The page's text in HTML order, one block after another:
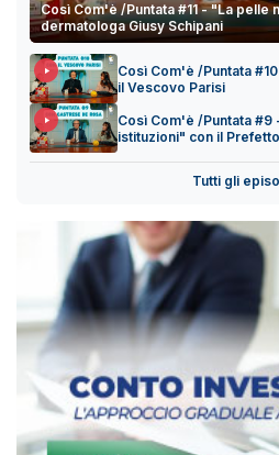
Così Com'è /Puntata #11 - "La pelle
dermatologa Giusy Schipani
Così Com'è /Puntata
il Vescovo Parisi
Così Com'è /Puntata #9
istituzioni" con il
Tutti gli